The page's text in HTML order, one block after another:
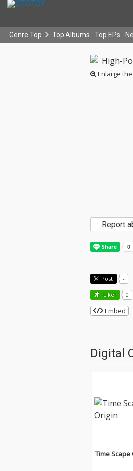
Genre Top Top Albums Top EPs
Enlarge
Report
Post -
Like! 0
Embed
Digital
Time Scape